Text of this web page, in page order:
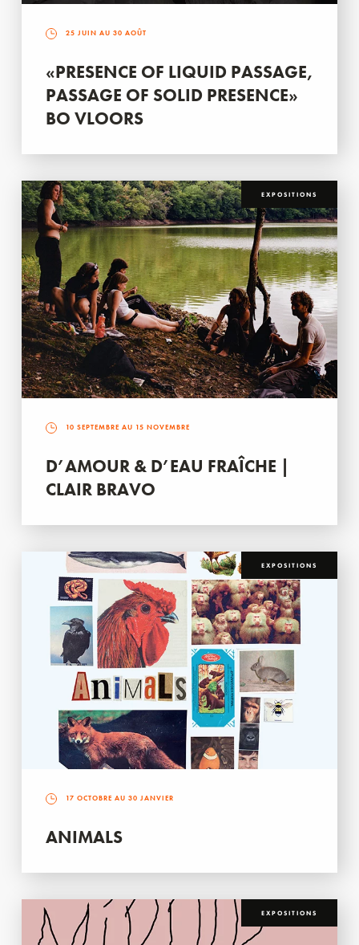
25 JUIN AU 30 AOÛT
«PRESENCE OF LIQUID PASSAGE,
PASSAGE OF SOLID PRESENCE»
BO VLOORS
EXPOSITIONS
10 SEPTEMBRE AU 15 NOVEMBRE
D’AMOUR & D’EAU FRAÎCHE |
CLAIR BRAVO
EXPOSITIONS
17 OCTOBRE AU 30 JANVIER
ANIMALS
EXPOSITIONS